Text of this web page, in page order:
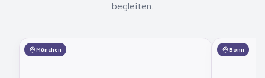
begleiten.
München Bonn